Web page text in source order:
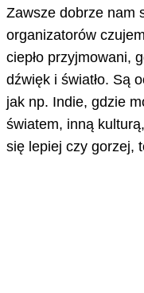
Zawsze dobrze nam
organizatorów
ciepło przyjmowani,
dźwięk i światło. Są
jak np. Indie, gdzie
światem, inną
się lepiej czy gorzej,